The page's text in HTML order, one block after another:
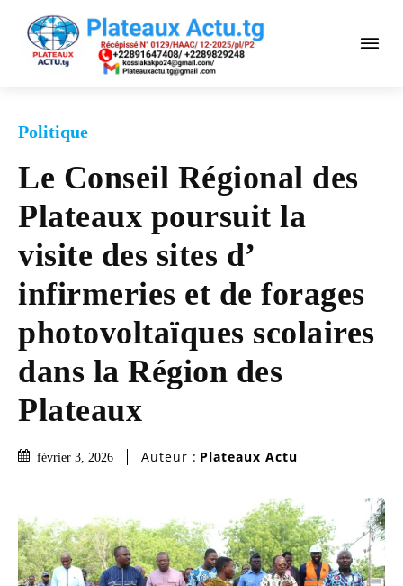
Politique
Le Conseil Régional des
Plateaux poursuit la
visite des sites d’
infirmeries et de forages
photovoltaïques scolaires
dans la Région des
Plateaux
février 3, 2026 Auteur : Plateaux Actu